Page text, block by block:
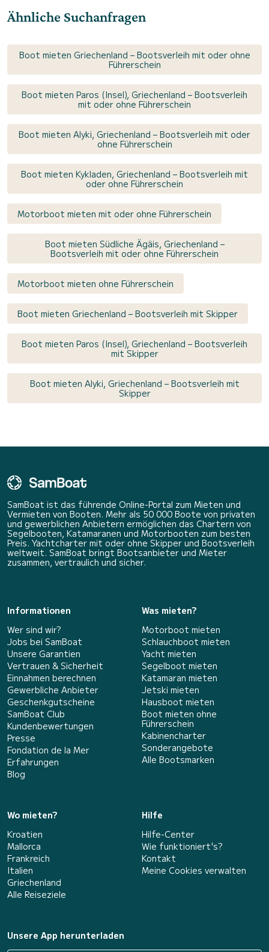
Ähnliche Suchanfragen
Boot mieten Griechenland – Bootsverleih mit oder ohne
Führerschein
Boot mieten Paros (Insel), Griechenland – Bootsverleih
mit oder ohne Führerschein
Boot mieten Alyki, Griechenland – Bootsverleih mit oder
ohne Führerschein
Boot mieten Kykladen, Griechenland – Bootsverleih mit
oder ohne Führerschein
Motorboot mieten mit oder ohne Führerschein
Boot mieten Südliche Ägäis, Griechenland –
Bootsverleih mit oder ohne Führerschein
Motorboot mieten ohne Führerschein
Boot mieten Griechenland – Bootsverleih mit Skipper
Boot mieten Paros (Insel), Griechenland – Bootsverleih
mit Skipper
Boot mieten Alyki, Griechenland – Bootsverleih mit
Skipper
SamBoat ist das führende Online-Portal zum Mieten und
Vermieten von Booten. Mehr als 50 000 Boote von privaten
und gewerblichen Anbietern ermöglichen das Chartern von
Segelbooten, Katamaranen und Motorbooten zum besten
Preis. Yachtcharter mit oder ohne Skipper und Bootsverleih
weltweit. SamBoat bringt Bootsanbieter und Mieter
zusammen, vertraulich und sicher.
Informationen
Wer sind wir?
Jobs bei SamBoat
Unsere Garantien
Vertrauen & Sicherheit
Einnahmen berechnen
Gewerbliche Anbieter
Geschenkgutscheine
SamBoat Club
Kundenbewertungen
Presse
Fondation de la Mer
Erfahrungen
Blog
Was mieten?
Motorboot mieten
Schlauchboot mieten
Yacht mieten
Segelboot mieten
Katamaran mieten
Jetski mieten
Hausboot mieten
Boot mieten ohne
Führerschein
Kabinencharter
Sonderangebote
Alle Bootsmarken
Wo mieten?
Kroatien
Mallorca
Frankreich
Italien
Griechenland
Alle Reiseziele
Hilfe
Hilfe-Center
Wie funktioniert's?
Kontakt
Meine Cookies verwalten
Unsere App herunterladen